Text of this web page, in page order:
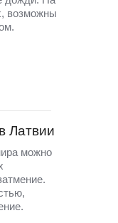
возможны
Латвии
можно